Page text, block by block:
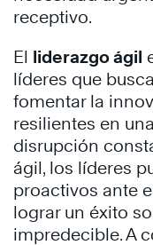
receptivo.
El liderazgo ágil
líderes que
fomentar la
resilientes en
disrupción
ágil, los líderes
proactivos ante
lograr un éxito
impredecible. A